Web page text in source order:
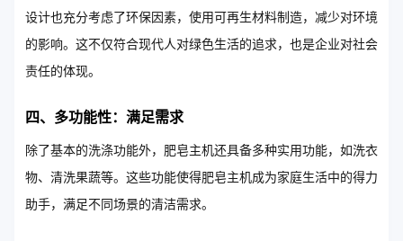
设计也充分考虑了环保因素，使用可再生材料制造，减少对环境
的影响。这不仅符合现代人对绿色生活的追求，也是企业对社会
责任的体现。
四、多功能性：满足需求
除了基本的洗涤功能外，肥皂主机还具备多种实用功能，如洗衣
物、清洗果蔬等。这些功能使得肥皂主机成为家庭生活中的得力
助手，满足不同场景的清洁需求。